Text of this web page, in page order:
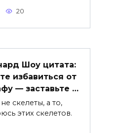
20
Шоу цитата:
избавиться от
— заставьте …
скелеты, а то,
этих скелетов.